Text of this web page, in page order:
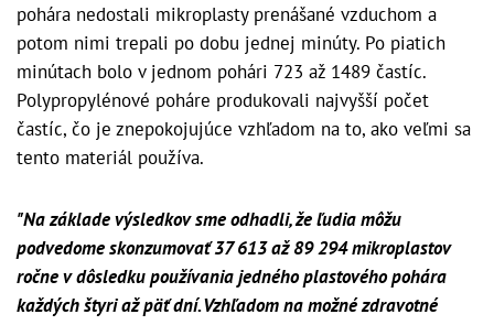
pohára nedostali mikroplasty prenášané vzduchom a
potom nimi trepali po dobu jednej minúty. Po piatich
minútach bolo v jednom pohári 723 až 1489 častíc.
Polypropylénové poháre produkovali najvyšší počet
častíc, čo je znepokojujúce vzhľadom na to, ako veľmi sa
tento materiál používa.
"Na základe výsledkov sme odhadli, že ľudia môžu
podvedome skonzumovať 37 613 až 89 294 mikroplastov
ročne v dôsledku používania jedného plastového pohára
každých štyri až päť dní. Vzhľadom na možné zdravotné